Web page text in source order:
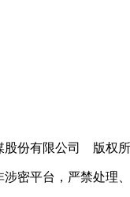
股份有限公司 版权
涉密平台，严禁处理